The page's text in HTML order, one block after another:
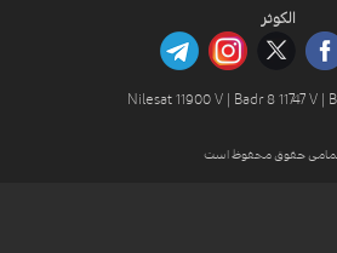
الکوثر
Nilesat 11900 V | Badr 8 11747 V |
حقوق محفوظ است